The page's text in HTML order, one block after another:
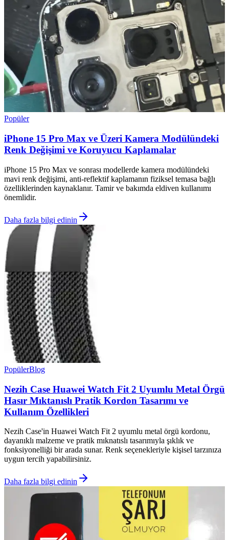
Popüler
iPhone 15 Pro Max ve Üzeri Kamera Modülündeki
Renk Değişimi ve Koruyucu Kaplamalar
iPhone 15 Pro Max ve sonrası modellerde kamera modülündeki
mavi renk değişimi, anti-reflektif kaplamanın fiziksel temasa bağlı
özelliklerinden kaynaklanır. Tamir ve bakımda eldiven kullanımı
önemlidir.
Daha fazla bilgi edinin
PopülerBlog
Nezih Case Huawei Watch Fit 2 Uyumlu Metal Örgü
Hasır Mıktanıslı Pratik Kordon Tasarımı ve
Kullanım Özellikleri
Nezih Case'in Huawei Watch Fit 2 uyumlu metal örgü kordonu,
dayanıklı malzeme ve pratik mıknatıslı tasarımıyla şıklık ve
fonksiyonelliği bir arada sunar. Renk seçenekleriyle kişisel tarzınıza
uygun tercih yapabilirsiniz.
Daha fazla bilgi edinin